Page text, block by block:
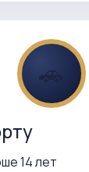
🚗
14 лет